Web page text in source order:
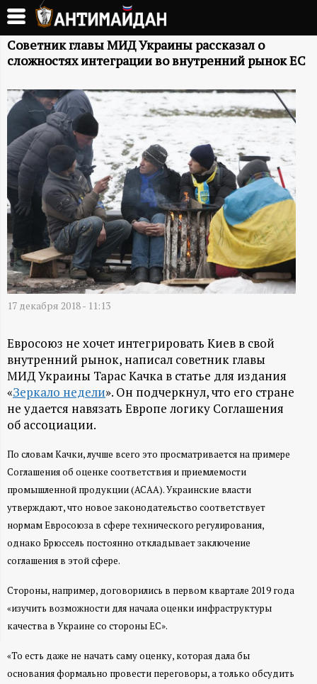
Перейти
основному
содержанию
А
Т
И
М
А
Й
Д
А
Н
-
и
н
ф
о
р
м
а
ц
Советник главы МИД Украины рассказал о
сложностях интеграции во внутренний рынок ЕС
17 декабря 2018 - 11:13
Евросоюз не хочет интегрировать Киев в свой
внутренний рынок, написал советник главы
МИД Украины Тарас Качка в статье для издания
«Зеркало недели». Он подчеркнул, что его стране
не удается навязать Европе логику Соглашения
об ассоциации.
По словам Качки, лучше всего это просматривается на примере
Соглашения об оценке соответствия и приемлемости
промышленной продукции (АСАА). Украинские власти
утверждают, что новое законодательство соответствует
нормам Евросоюза в сфере технического регулирования,
однако Брюссель постоянно откладывает заключение
соглашения в этой сфере.
Стороны, например, договорились в первом квартале 2019 года
«изучить возможности для начала оценки инфраструктуры
качества в Украине со стороны ЕС».
«То есть даже не начать саму оценку, которая дала бы
основания формально провести переговоры, а только обсудить